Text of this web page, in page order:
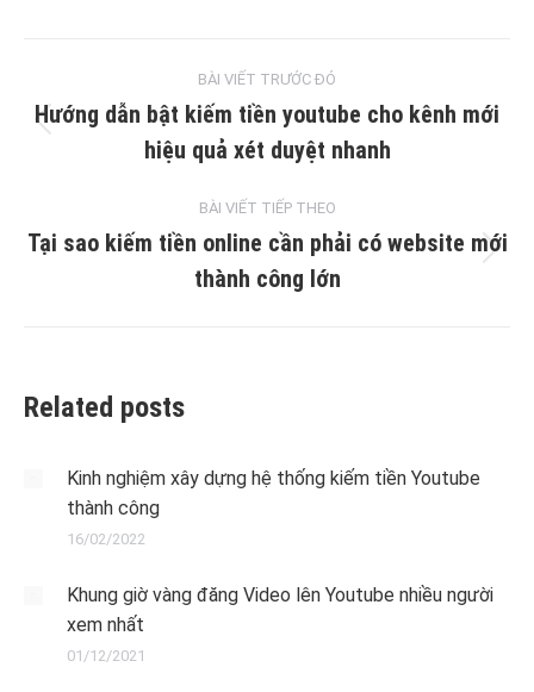
navigation
BÀI VIẾT TRƯỚC ĐÓ
Previous
post:
Hướng dẫn bật kiếm tiền youtube cho kênh mới
hiệu quả xét duyệt nhanh
BÀI VIẾT TIẾP THEO
post:
Tại sao kiếm tiền online cần phải có website mới
thành công lớn
Related posts
Kinh nghiệm xây dựng hệ thống kiếm tiền Youtube
thành công
16/02/2022
Khung giờ vàng đăng Video lên Youtube nhiều người
xem nhất
01/12/2021